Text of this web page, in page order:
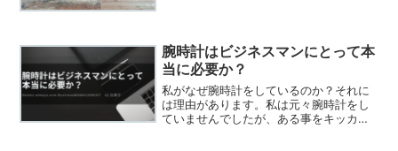
腕時計はビジネスマンにとって本
当に必要か？
私がなぜ腕時計をしているのか？それに
は理由があります。私は元々腕時計をし
ていませんでしたが、ある事をキッカケ